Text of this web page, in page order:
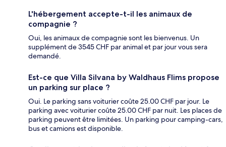
L'hébergement accepte-t-il les animaux de
compagnie ?
Oui, les animaux de compagnie sont les bienvenus. Un
supplément de 3545 CHF par animal et par jour vous sera
demandé.
Est-ce que Villa Silvana by Waldhaus Flims propose
un parking sur place ?
Oui. Le parking sans voiturier coûte 25.00 CHF par jour. Le
parking avec voiturier coûte 25.00 CHF par nuit. Les places de
parking peuvent être limitées. Un parking pour camping-cars,
bus et camions est disponible.